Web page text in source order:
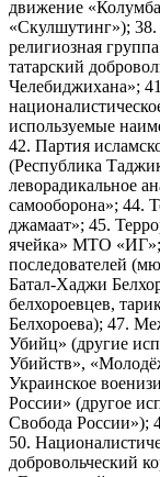
движение
«Скулшутинг»);
религиозная
татарский
Челебиджихана»;
используемые
42. Партия
(Республика
леворадикальное
самооборона»; 44.
джамаат»; 45.
ячейка» МТО «ИГ»;
последователей
Батал-Хаджи
белхороевцев,
Белхороева); 47.
Убийц» (другие
Убийств»,
Украинское
России» (другое
Свобода России»);
50.
добровольческий